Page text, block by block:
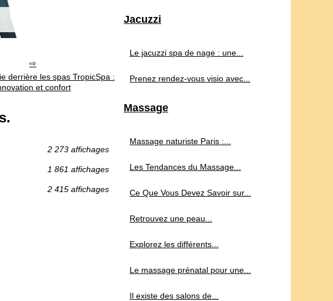
derrière les spas TropicSpa :
et confort
2 273 affichages
1 861 affichages
2 415 affichages
Jacuzzi
Le jacuzzi spa de nage : une...
Prenez rendez-vous visio avec...
Massage
Massage naturiste Paris :...
Les Tendances du Massage...
Ce Que Vous Devez Savoir sur...
Retrouvez une peau...
Explorez les différents...
Le massage prénatal pour une...
Il existe des salons de...